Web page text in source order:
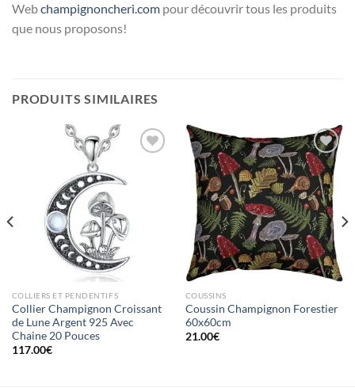
Webchampignoncheri.com pour découvrir tous les produits
que nous proposons!
PRODUITS SIMILAIRES
COLLIERS ET PENDENTIFS
Collier Champignon Croissant
de Lune Argent 925 Avec
Chaine 20 Pouces
117.00€
Ajouter
à la liste
d’envies
COUSSINS
Coussin Champignon Forestier
60x60cm
21.00€